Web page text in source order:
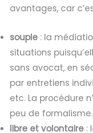
avantages, car
souple : la
situations
sans avocat, en
par entretiens
etc. La procédure
peu de formalisme.
libre et volontaire :